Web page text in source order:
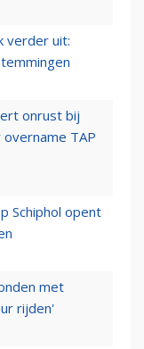
verder uit:
onrust bij
TAP
Schiphol opent
met
rijden'